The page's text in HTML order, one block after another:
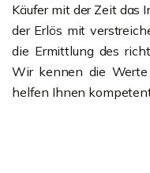
Käufer mit der Zeit das
der Erlös mit
die Ermittlung des
Wir kennen die Werte
helfen Ihnen